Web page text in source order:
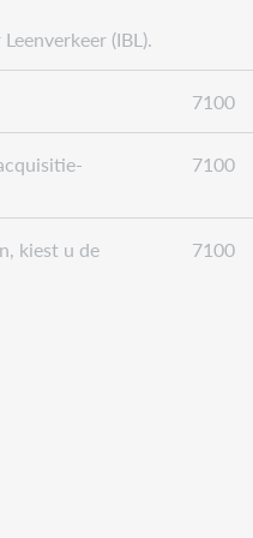
(IBL).
7100
7100
kiest u de
7100